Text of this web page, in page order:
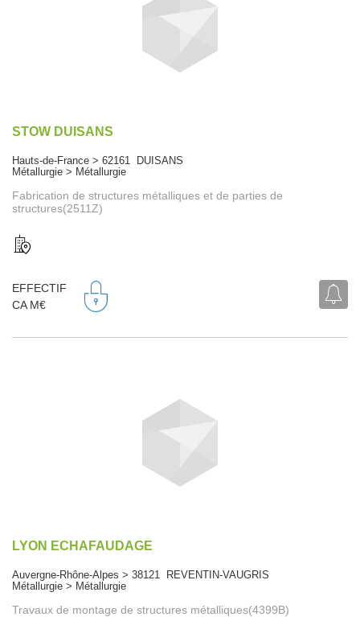
STOW DUISANS
Hauts-de-France > 62161 DUISANS
Métallurgie > Métallurgie
Fabrication de structures métalliques et de parties de
structures(2511Z)
EFFECTIF
CA M€
LYON ECHAFAUDAGE
Auvergne-Rhône-Alpes > 38121 REVENTIN-VAUGRIS
Métallurgie > Métallurgie
Travaux de montage de structures métalliques(4399B)